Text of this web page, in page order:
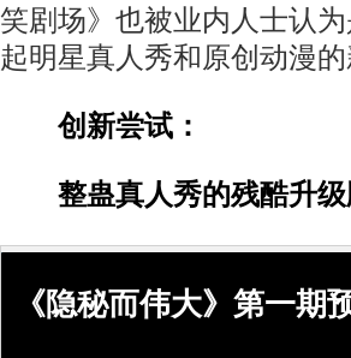
笑剧场》也被业内人士认
起明星真人秀和原创动漫的
创新尝试：
整蛊真人秀的残酷升
《隐秘而伟大》第一期